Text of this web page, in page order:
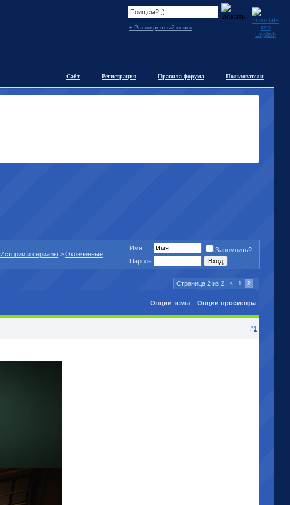
+ Расширенный поиск
Пользователи
Правила форума
Регистрация
Сайт
Истории и сериалы > Оконченные
Имя
Запомнить?
Пароль
Страница 2 из 2 < 1 2
Опции темы Опции просмотра
#1